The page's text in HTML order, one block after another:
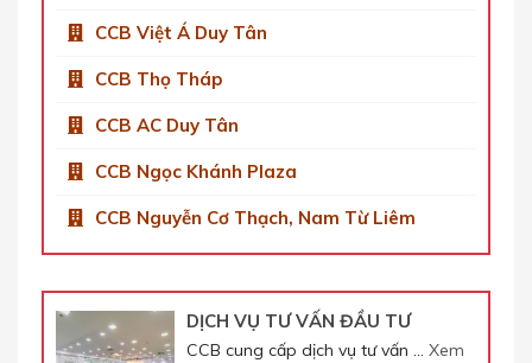
CCB Việt Á Duy Tân
CCB Thọ Tháp
CCB AC Duy Tân
CCB Ngọc Khánh Plaza
CCB Nguyễn Cơ Thạch, Nam Từ Liêm
DỊCH VỤ TƯ VẤN ĐẦU TƯ
CCB cung cấp dịch vụ tư vấn … Xem